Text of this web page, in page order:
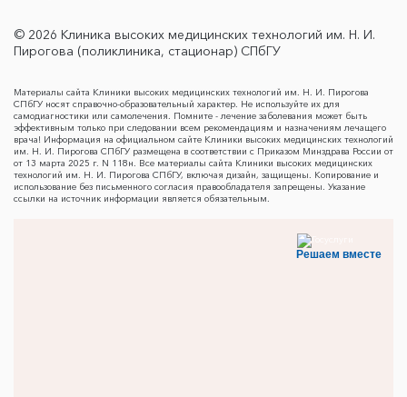
© 2026 Клиника высоких медицинских технологий им. Н. И.
Пирогова (поликлиника, стационар) СПбГУ
Материалы сайта Клиники высоких медицинских технологий им. Н. И. Пирогова
СПбГУ носят справочно-образовательный характер. Не используйте их для
самодиагностики или самолечения. Помните - лечение заболевания может быть
эффективным только при следовании всем рекомендациям и назначениям лечащего
врача! Информация на официальном сайте Клиники высоких медицинских технологий
им. Н. И. Пирогова СПбГУ размещена в соответствии с Приказом Минздрава России от
от 13 марта 2025 г. N 118н. Все материалы сайта Клиники высоких медицинских
технологий им. Н. И. Пирогова СПбГУ, включая дизайн, защищены. Копирование и
использование без письменного согласия правообладателя запрещены. Указание
ссылки на источник информации является обязательным.
Решаем вместе